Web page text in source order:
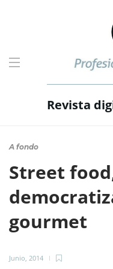
Revista
A fondo
Street
gourmet
Junio, 2014